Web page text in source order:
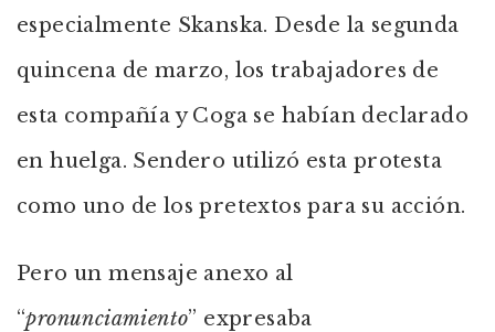
especialmente Skanska. Desde la segunda
quincena de marzo, los trabajadores de
esta compañía y Coga se habían declarado
en huelga. Sendero utilizó esta protesta
como uno de los pretextos para su acción.
Pero un mensaje anexo al
“pronunciamiento” expresaba